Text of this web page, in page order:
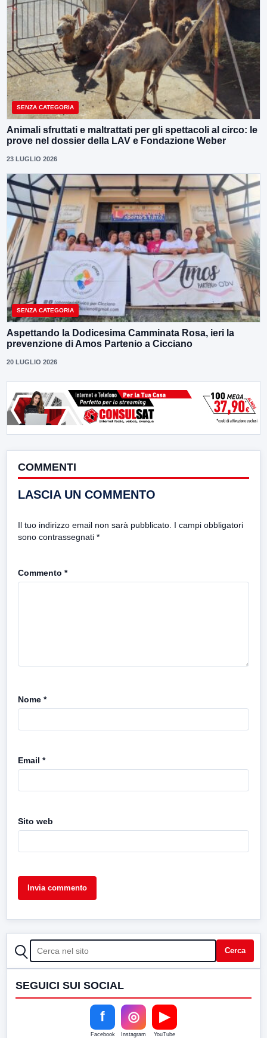
SENZA CATEGORIA
Animali sfruttati e maltrattati per gli spettacoli al circo: le
prove nel dossier della LAV e Fondazione Weber
23 LUGLIO 2026
SENZA CATEGORIA
Aspettando la Dodicesima Camminata Rosa, ieri la
prevenzione di Amos Partenio a Cicciano
20 LUGLIO 2026
COMMENTI
LASCIA UN COMMENTO
Il tuo indirizzo email non sarà pubblicato. I campi obbligatori
sono contrassegnati *
Commento *
Nome *
Email *
Sito web
CERCA Cerca
SEGUICI SUI SOCIAL
f
Facebook
◎
Instagram
▶
YouTube